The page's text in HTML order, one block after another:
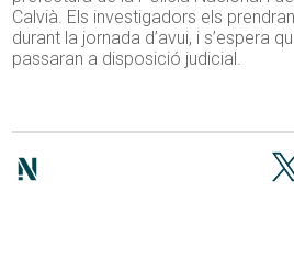
Calvià. Els investigadors els
durant la jornada d’avui, i s’espera
passaran a disposició judicial.